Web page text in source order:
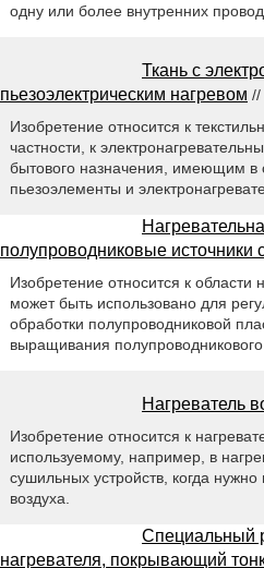
одну или более внутренних
Ткань с
пьезоэлектрическим нагревом //
Изобретение относится к
частности, к
бытового назначения, имеющим в
пьезоэлементы и
полупроводниковые источники
Изобретение относится к области
может быть использовано для
обработки полупроводниковой
выращивания полупроводникового
Нагреватель
Изобретение относится к
используемому, например, в
сушильных устройств, когда нужно
воздуха.
Специальный
нагревателя, покрывающий